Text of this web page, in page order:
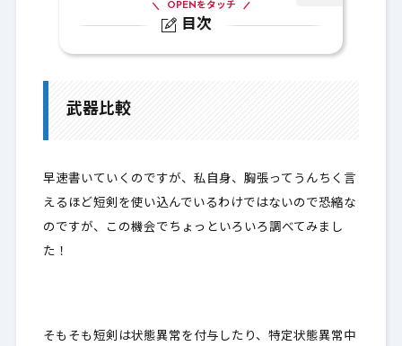
目次
OPENをタッチ
1-2. Lv105:クレセントダガー
2. 職業別比較一覧表
武器比較
早速書いていくのですが、私自身、胸張ってうんちく言
えるほど短剣を使い込んでいるわけではないので恐縮な
のですが、この機会でちょっといろいろ調べてみまし
た！
そもそも短剣は状態異常を付与したり、特定状態異常中